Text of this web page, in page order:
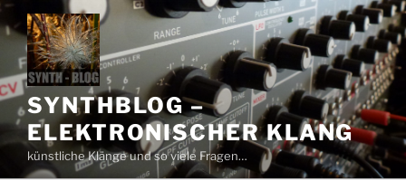
Zum
Inhalt
springen
SYNTHBLOG –
ELEKTRONISCHER KLANG
künstliche Klänge und so viele Fragen…